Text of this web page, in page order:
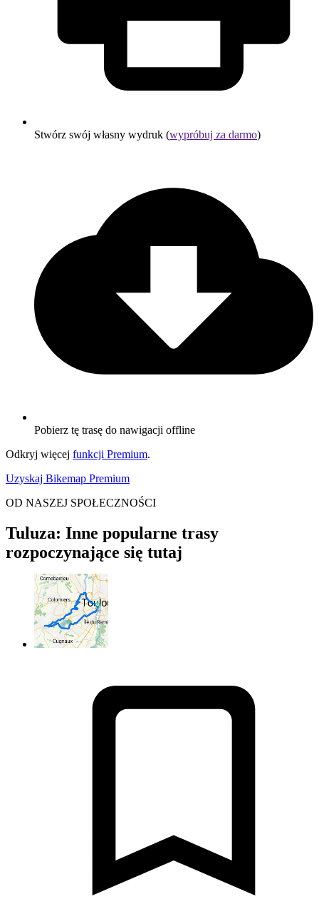
Stwórz swój własny wydruk (wypróbuj za darmo)
Pobierz tę trasę do nawigacji offline
Odkryj więcej funkcji Premium.
Uzyskaj Bikemap Premium
OD NASZEJ SPOŁECZNOŚCI
Tuluza: Inne popularne trasy
rozpoczynające się tutaj